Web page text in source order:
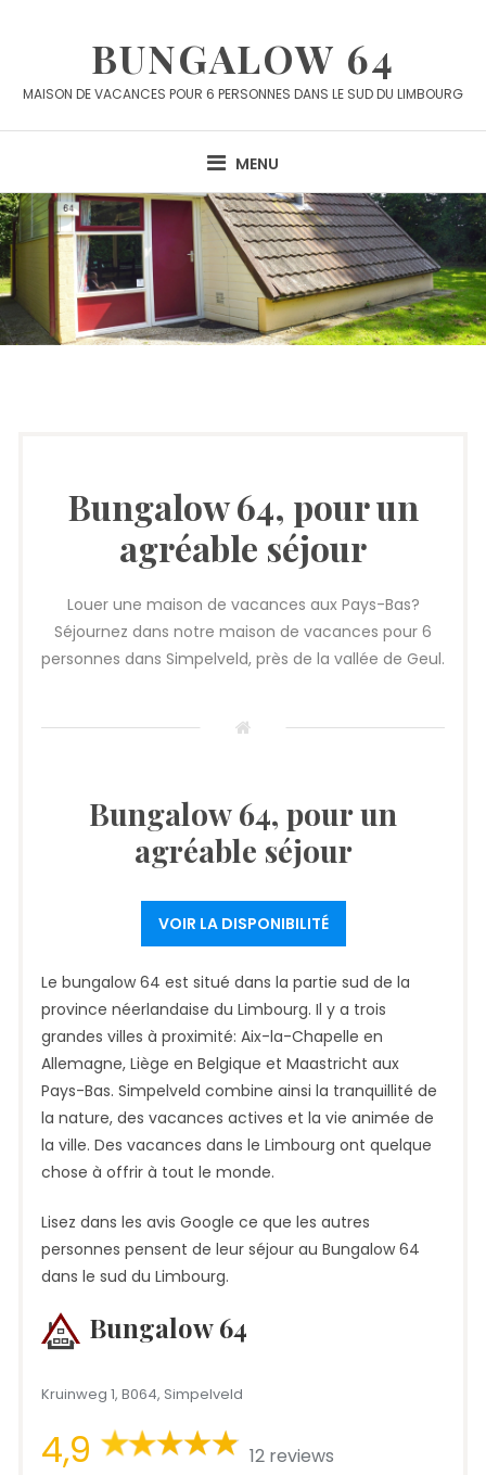
BUNGALOW 64
MAISON DE VACANCES POUR 6 PERSONNES DANS LE SUD DU LIMBOURG
MENU
Bungalow 64, pour un
agréable séjour
Louer une maison de vacances aux Pays-Bas?
Séjournez dans notre maison de vacances pour 6
personnes dans Simpelveld, près de la vallée de Geul.
Bungalow 64, pour un
agréable séjour
VOIR LA DISPONIBILITÉ
Le bungalow 64 est situé dans la partie sud de la
province néerlandaise du Limbourg. Il y a trois
grandes villes à proximité: Aix-la-Chapelle en
Allemagne, Liège en Belgique et Maastricht aux
Pays-Bas. Simpelveld combine ainsi la tranquillité de
la nature, des vacances actives et la vie animée de
la ville. Des vacances dans le Limbourg ont quelque
chose à offrir à tout le monde.
Lisez dans les avis Google ce que les autres
personnes pensent de leur séjour au Bungalow 64
dans le sud du Limbourg.
Bungalow 64
Kruinweg 1, B064, Simpelveld
4,9 12 reviews